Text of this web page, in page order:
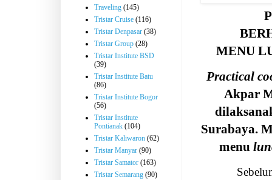
MENU
Practical
Akpar
Surabaya.
menu
Traveling (145)
Tristar Cruise (116)
Tristar Denpasar (38)
Tristar Group (28)
Tristar Institute BSD
(39)
Tristar Institute Batu
(86)
Tristar Institute Bogor
(56)
Tristar Institute
Pontianak (104)
Tristar Kaliwaron (62)
Tristar Manyar (90)
Tristar Samator (163)
Tristar Semarang (90)